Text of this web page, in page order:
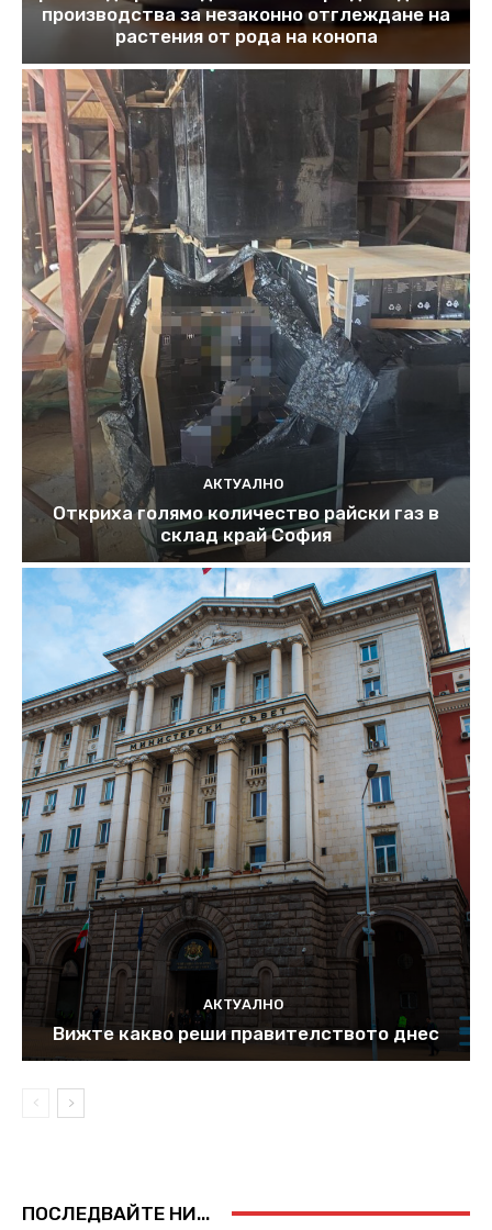
производства за незаконно отглеждане на
растения от рода на конопа
АКТУАЛНО
Откриха голямо количество райски газ в
склад край София
АКТУАЛНО
Вижте какво реши правителството днес
ПОСЛЕДВАЙТЕ НИ...